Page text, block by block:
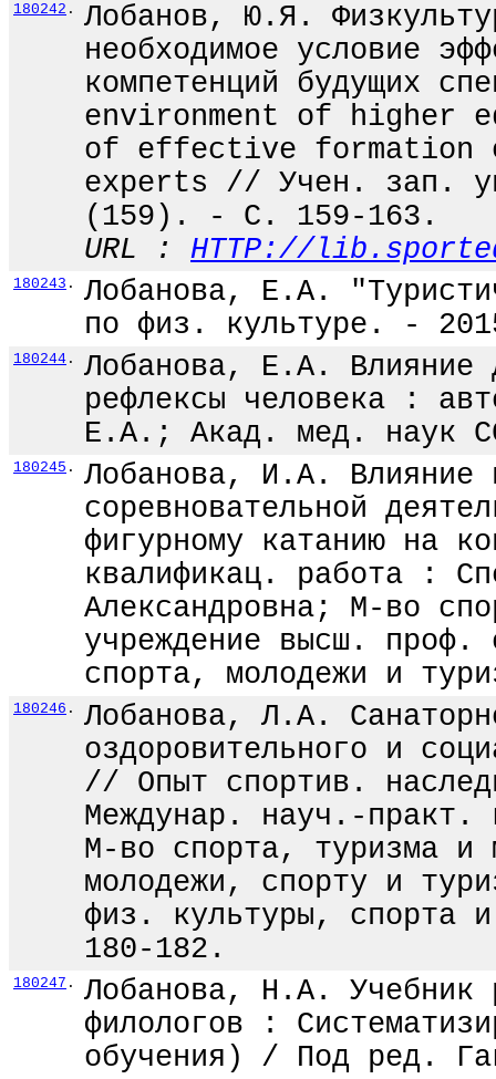
180242 .
Лобанов, Ю.Я.
необходимое условие
компетенций будущих
environment of higher
of effective formation
experts // Учен. зап.
(159). - С. 159-163.
URL : HTTP://
180243 .
Лобанова, Е.А.
по физ. культуре. -
180244 .
Лобанова, Е.А. Влияние
рефлексы человека :
Е.А.; Акад. мед. наук
180245 .
Лобанова, И.А. Влияние
соревновательной
фигурному катанию на
квалификац. работа :
Александровна; М-во
учреждение высш.
спорта, молодежи и
180246 .
Лобанова, Л.А.
оздоровительного и
// Опыт спортив.
Междунар. науч.-
М-во спорта, туризма и
молодежи, спорту и
физ. культуры, спорта
180-182.
180247 .
Лобанова, Н.А. Учебник
филологов :
обучения) / Под ред.